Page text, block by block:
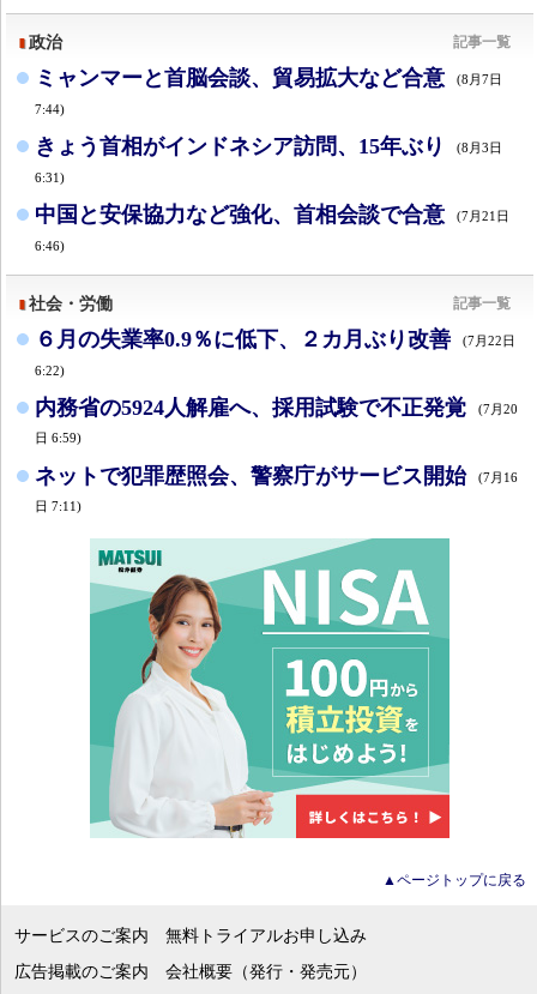
政治 記事一覧
ミャンマーと首脳会談、貿易拡大など合意 (8月7日
7:44)
きょう首相がインドネシア訪問、15年ぶり (8月3日
6:31)
中国と安保協力など強化、首相会談で合意 (7月21日
6:46)
社会・労働 記事一覧
６月の失業率0.9％に低下、２カ月ぶり改善 (7月22日
6:22)
内務省の5924人解雇へ、採用試験で不正発覚
(7月20
日 6:59)
ネットで犯罪歴照会、警察庁がサービス開始
(7月16
日 7:11)
▲ページトップに戻る
サービスのご案内
無料トライアルお申し込み
広告掲載のご案内 会社概要（発行・発売元）